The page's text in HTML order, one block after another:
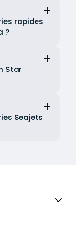
rapides
?
Star
Seajets